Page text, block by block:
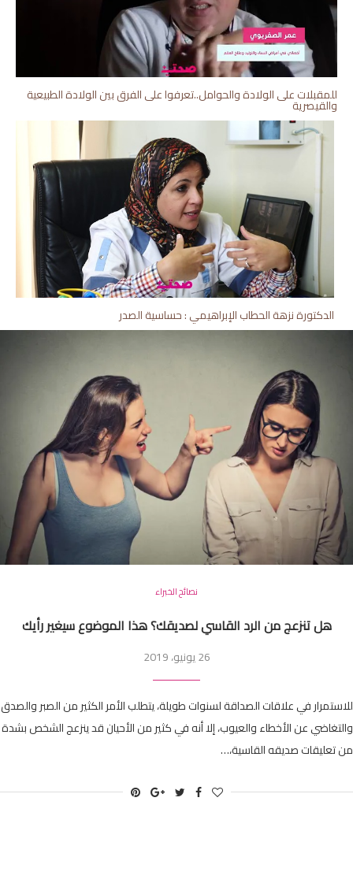
للمقبلات على الولادة والحوامل..تعرفوا على الفرق بين الولادة الطبيعية
والقيصرية
الدكتورة نزهة الحطاب الإبراهيمي : حساسية الصدر
نصائح الخبراء
هل تنزعج من الرد القاسي لصديقك؟ هذا الموضوع سيغير رأيك
26 يونيو، 2019
للاستمرار في علاقات الصداقة لسنوات طويلة، يتطلب الأمر الكثير من الصبر والصدق
والتغاضي عن الأخطاء والعيوب، إلا أنه في كثير من الأحيان قد ينزعج الشخص بشدة
من تعليقات صديقه القاسية،…